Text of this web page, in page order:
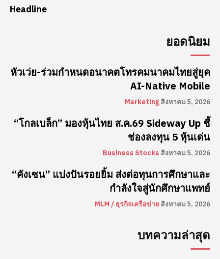
Headline
ยอดนิยม
หัวเว่ย-ร่วมกำหนดอนาคตโทรคมนาคมไทยสู่ยุค
AI-Native Mobile
Marketingสิงหาคม 5, 2026
“โกลเบล็ก” มองหุ้นไทย ส.ค.69 Sideway Up ชี้
ช่องลงทุน 5 หุ้นเด่น
Business Stocks สิงหาคม 5, 2026
“คังเซน” แบ่งปันรอยยิ้ม ส่งต่อทุนการศึกษาและ
กำลังใจสู่นักศึกษาแพทย์
MLM / ธุรกิจเครือข่ายสิงหาคม 5, 2026
บทความล่าสุด